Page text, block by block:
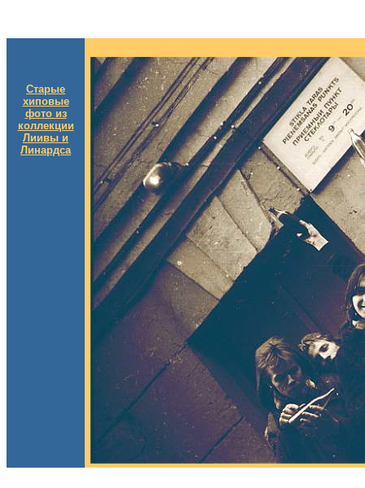
Старые
хиповые
фото из
коллекции
Лиивы и
Линардса